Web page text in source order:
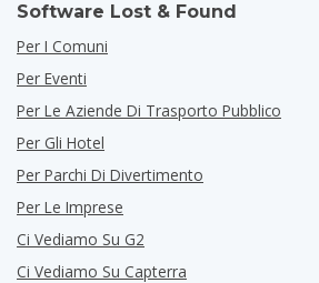
Software Lost & Found
Per I Comuni
Per Eventi
Per Le Aziende Di Trasporto Pubblico
Per Gli Hotel
Per Parchi Di Divertimento
Per Le Imprese
Ci Vediamo Su G2
Ci Vediamo Su Capterra